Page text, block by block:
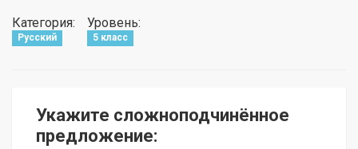
Категория:
Русский
Уровень:
5 класс
Укажите сложноподчинённое
предложение: